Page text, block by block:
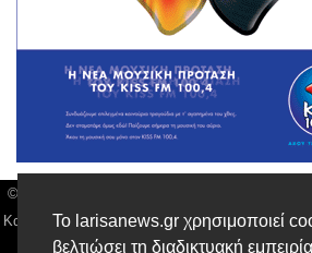
Το larisanews.gr χρησιμοποιεί
βελτιώσει τη διαδικτυακή
© Larisa News | Διακριτικός Τίτλος: Orion
Καρδίτσας, Υπο/μα Λάρισας, Δ/νση:
2410 259100, email: